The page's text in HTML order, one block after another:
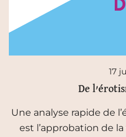
17
De
Une analyse rapide de
est l’approbation de